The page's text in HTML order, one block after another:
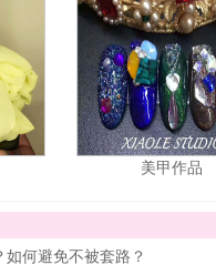
美甲作品
如何避免不被套路？